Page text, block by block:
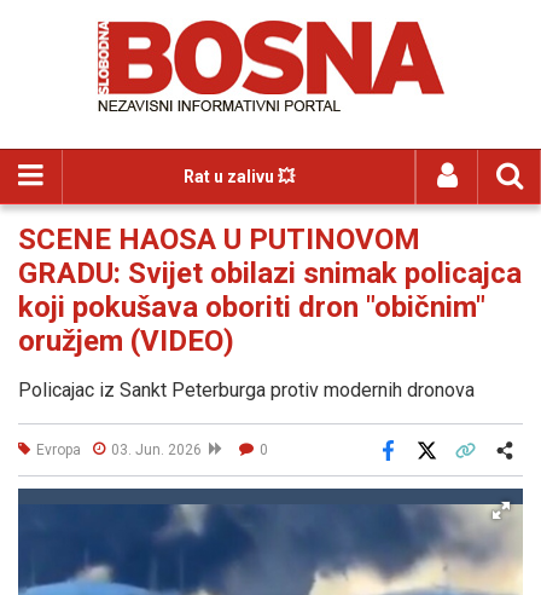
Rat u zalivu 💥
SCENE HAOSA U PUTINOVOM
GRADU: Svijet obilazi snimak policajca
koji pokušava oboriti dron "običnim"
oružjem (VIDEO)
Policajac iz Sankt Peterburga protiv modernih dronova
Evropa 03. Jun. 2026 0
Facebook